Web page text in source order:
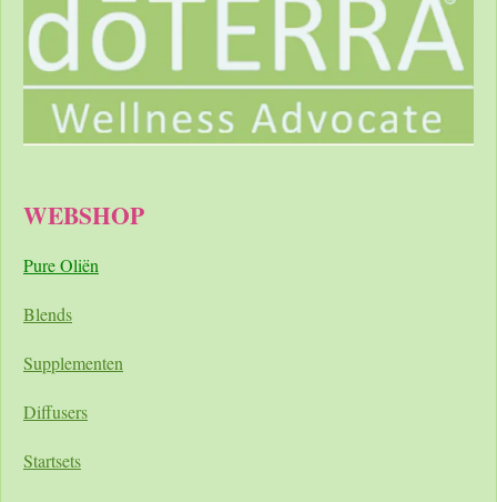
WEBSHOP
Pure Oliën
Blends
Supplementen
Diffusers
Startsets